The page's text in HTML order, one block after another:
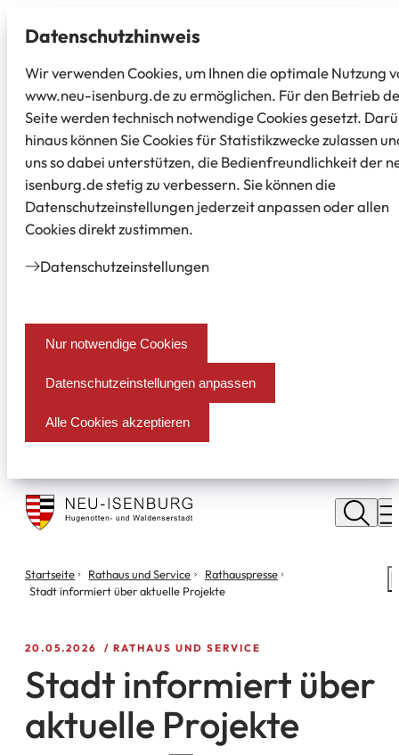
Datenschutz­hinweis
Wir verwenden Cookies, um Ihnen die optimale Nutzung
www.neu-isenburg.de zu ermöglichen. Für den Betrieb
Seite werden technisch notwendige Cookies gesetzt.
hinaus können Sie Cookies für Statistikzwecke zulassen
uns so dabei unterstützen, die Bedienfreundlichkeit der
isenburg.de stetig zu verbessern. Sie können die
Datenschutzeinstellungen jederzeit anpassen oder allen
Cookies direkt zustimmen.
Datenschutz­einstellungen
Nur notwendige Cookies
Datenschutzeinstellungen anpassen
Alle Cookies akzeptieren
Stadt
Neu
Isenburg
Sie
befinden
Startseite Rathaus und Service
Rathauspresse
Stadt informiert über aktuelle Projekte
20.05.2026 RATHAUS UND SERVICE
Stadt informiert über
aktuelle Projekte